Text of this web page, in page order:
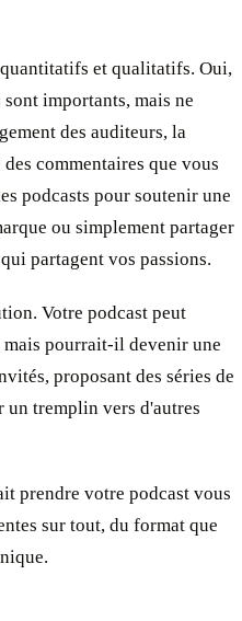
et qualitatifs. Oui,
importants, mais ne
des auditeurs, la
commentaires que vous
podcasts pour soutenir une
ou simplement partager
partagent vos passions.
Votre podcast peut
pourrait-il devenir une
proposant des séries de
un tremplin vers d'autres
prendre votre podcast vous
sur tout, du format que